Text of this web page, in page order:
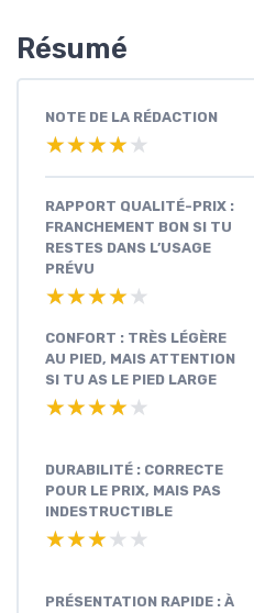
Résumé
NOTE DE LA RÉDACTION
★★★★★
★★★★★
RAPPORT QUALITÉ-PRIX :
FRANCHEMENT BON SI TU
RESTES DANS L’USAGE
PRÉVU
★★★★★
★★★★★
CONFORT : TRÈS LÉGÈRE
AU PIED, MAIS ATTENTION
SI TU AS LE PIED LARGE
★★★★★
★★★★★
DURABILITÉ : CORRECTE
POUR LE PRIX, MAIS PAS
INDESTRUCTIBLE
★★★★★
★★★★★
PRÉSENTATION RAPIDE : À